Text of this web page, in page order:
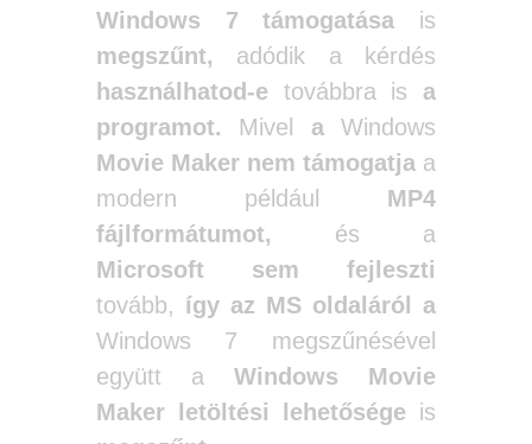
Windows 7 támogatása is
megszűnt, adódik a kérdés
használhatod-e továbbra is a
programot. Mivel aWindows
Movie Maker nem támogatja a
modern például MP4
fájlformátumot, és a
Microsoft sem fejleszti
tovább, így az MS oldaláról a
Windows 7 megszűnésével
együtt aWindows Movie
Maker letöltési lehetősége is